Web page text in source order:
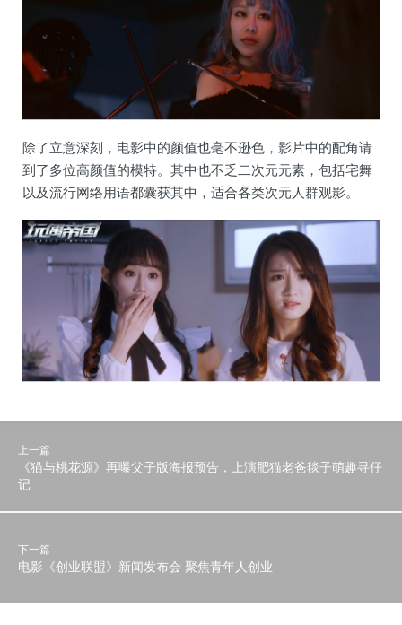
除了立意深刻，电影中的颜值也毫不逊色，影片中的配角请
到了多位高颜值的模特。其中也不乏二次元元素，包括宅舞
以及流行网络用语都囊获其中，适合各类次元人群观影。
上一篇
《猫与桃花源》再曝父子版海报预告，上演肥猫老爸毯子萌趣寻仔
记
下一篇
电影《创业联盟》新闻发布会 聚焦青年人创业